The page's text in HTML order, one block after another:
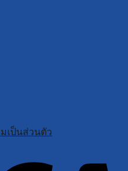
เป็นส่วนตัว